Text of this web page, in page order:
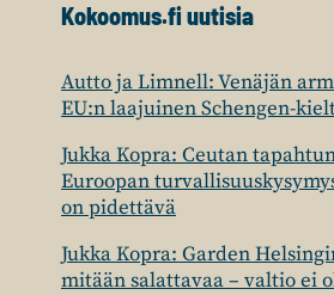
Kokoomus.fi uutisia
Autto ja Limnell: Venäjän
EU:n laajuinen Schengen-
Jukka Kopra: Ceutan
Euroopan
on pidettävä
Jukka Kopra: Garden
mitään salattavaa – valtio ei